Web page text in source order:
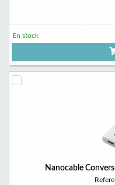
En stock
Nanocable